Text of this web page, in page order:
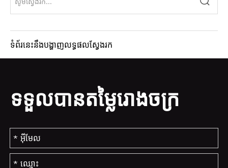
ទំព័រនេះនឹងបង្ហាញលទ្ធផលស្វែងរក
ទទួលបានតម្លៃរោងចក្រ